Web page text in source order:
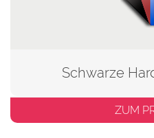
Schwarze
ZUM